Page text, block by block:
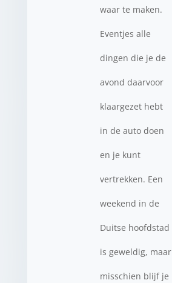
waar te maken.
Eventjes alle
dingen die je de
avond daarvoor
klaargezet hebt
in de auto doen
en je kunt
vertrekken. Een
weekend in de
Duitse hoofdstad
is geweldig, maar
misschien blijf je